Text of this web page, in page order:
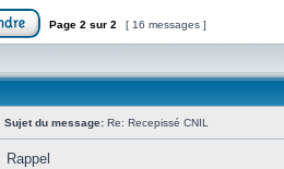
Page 2 sur 2 [ 16 messages ]
Sujet du message: Re: Recepissé CNIL
Rappel